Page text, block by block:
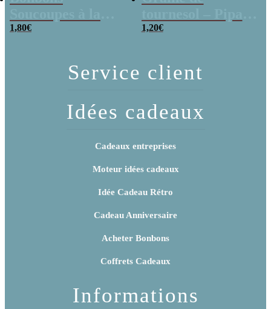
poudre (x20)
1,80€
x 3
1,20€
Service client
Idées cadeaux
Cadeaux entreprises
Moteur idées cadeaux
Idée Cadeau Rétro
Cadeau Anniversaire
Acheter Bonbons
Coffrets Cadeaux
Informations